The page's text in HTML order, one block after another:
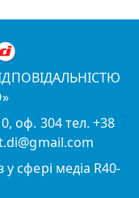
оф. 304 тел. +38
у сфері медіа R40-